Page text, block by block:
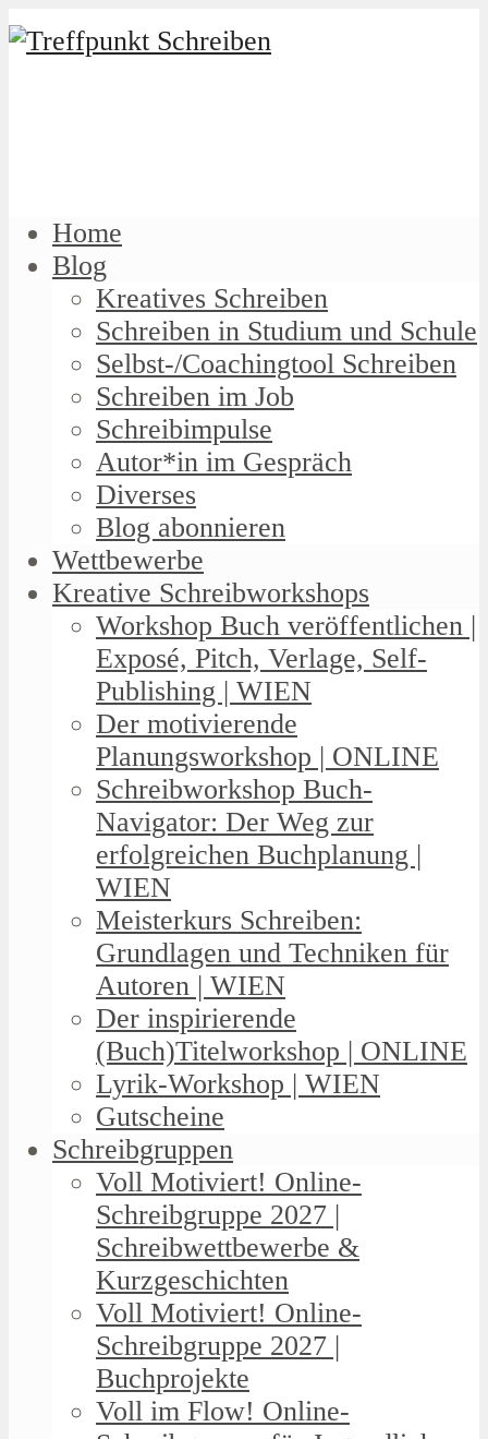
Home
Blog
Kreatives Schreiben
Schreiben in Studium und Schule
Selbst-/Coachingtool Schreiben
Schreiben im Job
Schreibimpulse
Autor*in im Gespräch
Diverses
Blog abonnieren
Wettbewerbe
Kreative Schreibworkshops
Workshop Buch veröffentlichen |
Exposé, Pitch, Verlage, Self-
Publishing | WIEN
Der motivierende
Planungsworkshop | ONLINE
Schreibworkshop Buch-
Navigator: Der Weg zur
erfolgreichen Buchplanung |
WIEN
Meisterkurs Schreiben:
Grundlagen und Techniken für
Autoren | WIEN
Der inspirierende
(Buch)Titelworkshop | ONLINE
Lyrik-Workshop | WIEN
Gutscheine
Schreibgruppen
Voll Motiviert! Online-
Schreibgruppe 2027 |
Schreibwettbewerbe &
Kurzgeschichten
Voll Motiviert! Online-
Schreibgruppe 2027 |
Buchprojekte
Voll im Flow! Online-